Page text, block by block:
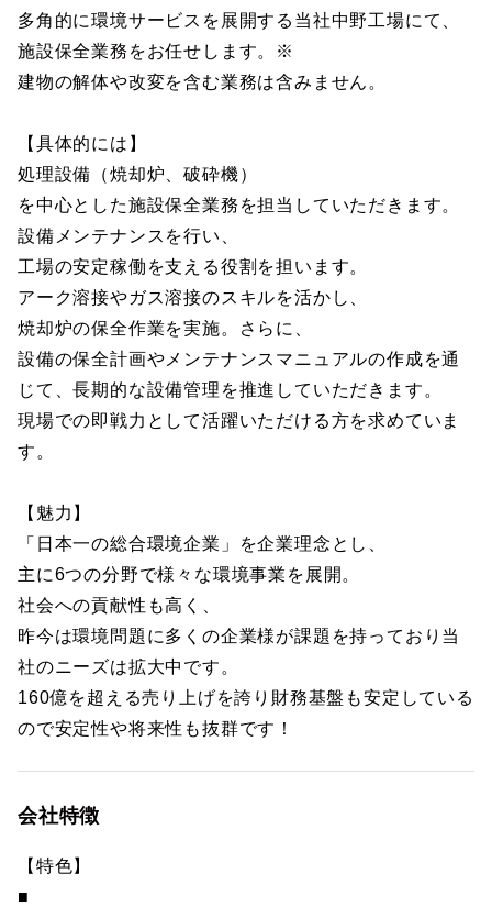
多角的に環境サービスを展開する当社中野工場にて、
施設保全業務をお任せします。※
建物の解体や改変を含む業務は含みません。
【具体的には】
処理設備（焼却炉、破砕機）
を中心とした施設保全業務を担当していただきます。
設備メンテナンスを行い、
工場の安定稼働を支える役割を担います。
アーク溶接やガス溶接のスキルを活かし、
焼却炉の保全作業を実施。さらに、
設備の保全計画やメンテナンスマニュアルの作成を通
じて、長期的な設備管理を推進していただきます。
現場での即戦力として活躍いただける方を求めていま
す。
【魅力】
「日本一の総合環境企業」を企業理念とし、
主に6つの分野で様々な環境事業を展開。
社会への貢献性も高く、
昨今は環境問題に多くの企業様が課題を持っており当
社のニーズは拡大中です。
160億を超える売り上げを誇り財務基盤も安定している
ので安定性や将来性も抜群です！
会社特徴
【特色】
■